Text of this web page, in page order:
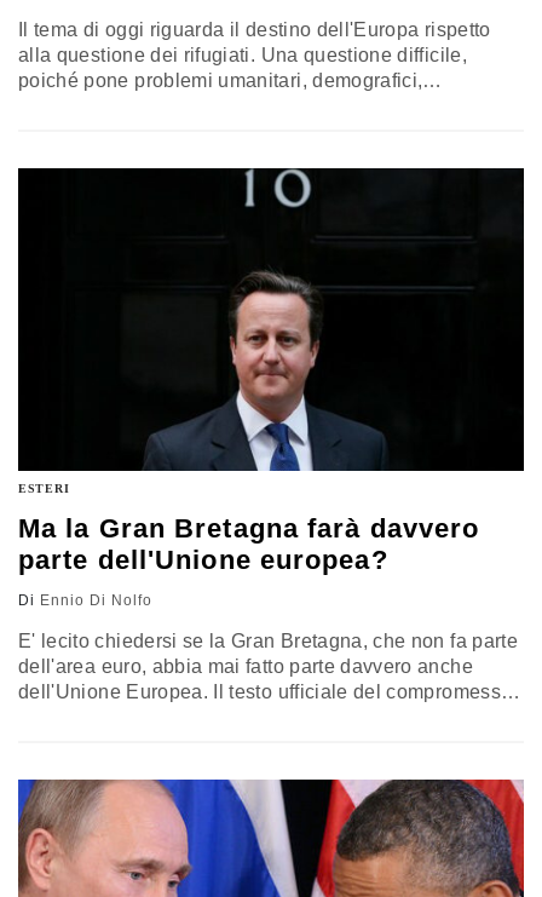
Il tema di oggi riguarda il destino dell'Europa rispetto
alla questione dei rifugiati. Una questione difficile,
poiché pone problemi umanitari, demografici,
rivela impotenza rispetto a una crisi imprevista ma
prevedibile. Tutto ciò che…
ESTERI
Ma la Gran Bretagna farà davvero
parte dell'Unione europea?
Di Ennio Di Nolfo
E' lecito chiedersi se la Gran Bretagna, che non fa parte
dell'area euro, abbia mai fatto parte davvero anche
dell'Unione Europea. Il testo ufficiale del compromesso
situazione speciale che esso ha secondo i…